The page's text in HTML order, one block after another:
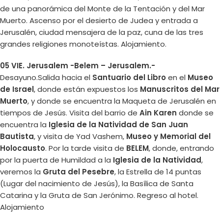
de una panorámica del Monte de la Tentación y del Mar
Muerto. Ascenso por el desierto de Judea y entrada a
Jerusalén, ciudad mensajera de la paz, cuna de las tres
grandes religiones monoteístas. Alojamiento.
05 VIE. Jerusalem -Belem – Jerusalem.-
Desayuno.Salida hacia el Santuario del Libro en el Museo
de Israel, donde están expuestos los Manuscritos del Mar
Muerto, y donde se encuentra la Maqueta de Jerusalén en
tiempos de Jesús. Visita del barrio de Ain Karen donde se
encuentra la Iglesia de la Natividad de San Juan
Bautista, y visita de Yad Vashem, Museo y Memorial del
Holocausto. Por la tarde visita de BELEM, donde, entrando
por la puerta de Humildad a la Iglesia de la Natividad,
veremos la Gruta del Pesebre, la Estrella de 14 puntas
(Lugar del nacimiento de Jesús), la Basílica de Santa
Catarina y la Gruta de San Jerónimo. Regreso al hotel.
Alojamiento